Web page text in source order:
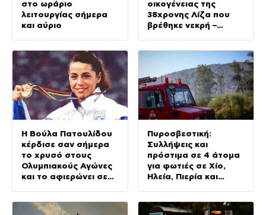
στο ωράριο
λειτουργίας σήμερα
και αύριο
οικογένειας της
38χρονης Λίζα που
βρέθηκε νεκρή –
ανθρώπους που είχαν
ανάγκη»
Η Βούλα Πατουλίδου
κέρδισε σαν σήμερα
το χρυσό στους
Ολυμπιακούς Αγώνες
και το αφιερώνει σε
Πυροσβεστική:
Συλλήψεις και
πρόστιμα σε 4 άτομα
για φωτιές σε Χίο,
Ηλεία, Πιερία και